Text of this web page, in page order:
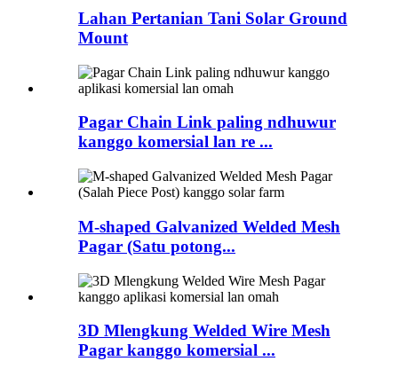
Lahan Pertanian Tani Solar Ground
Mount
Pagar Chain Link paling ndhuwur
kanggo komersial lan re ...
M-shaped Galvanized Welded Mesh
Pagar (Satu potong...
3D Mlengkung Welded Wire Mesh
Pagar kanggo komersial ...